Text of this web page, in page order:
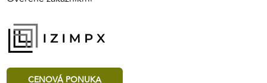
CENOVÁ PONUKA